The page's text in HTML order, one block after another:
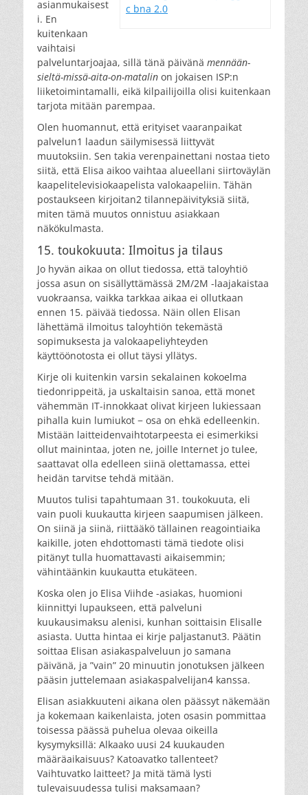
c bna 2.0
asianmukaisest
i. En
kuitenkaan
vaihtaisi
palveluntarjoajaa, sillä tänä päivänä mennään-
sieltä-missä-aita-on-matalin on jokaisen ISP:n
liiketoimintamalli, eikä kilpailijoilla olisi kuitenkaan
tarjota mitään parempaa.
Olen huomannut, että erityiset vaaranpaikat
palvelun1 laadun säilymisessä liittyvät
muutoksiin. Sen takia verenpainettani nostaa tieto
siitä, että Elisa aikoo vaihtaa alueellani siirtoväylän
kaapelitelevisiokaapelista valokaapeliin. Tähän
postaukseen kirjoitan2 tilannepäivityksiä siitä,
miten tämä muutos onnistuu asiakkaan
näkökulmasta.
15. toukokuuta: Ilmoitus ja tilaus
Jo hyvän aikaa on ollut tiedossa, että taloyhtiö
jossa asun on sisällyttämässä 2M/2M -laajakaistaa
vuokraansa, vaikka tarkkaa aikaa ei ollutkaan
ennen 15. päivää tiedossa. Näin ollen Elisan
lähettämä ilmoitus taloyhtiön tekemästä
sopimuksesta ja valokaapeliyhteyden
käyttöönotosta ei ollut täysi yllätys.
Kirje oli kuitenkin varsin sekalainen kokoelma
tiedonrippeitä, ja uskaltaisin sanoa, että monet
vähemmän IT-innokkaat olivat kirjeen lukiessaan
pihalla kuin lumiukot − osa on ehkä edelleenkin.
Mistään laitteidenvaihtotarpeesta ei esimerkiksi
ollut mainintaa, joten ne, joille Internet jo tulee,
saattavat olla edelleen siinä olettamassa, ettei
heidän tarvitse tehdä mitään.
Muutos tulisi tapahtumaan 31. toukokuuta, eli
vain puoli kuukautta kirjeen saapumisen jälkeen.
On siinä ja siinä, riittääkö tällainen reagointiaika
kaikille, joten ehdottomasti tämä tiedote olisi
pitänyt tulla huomattavasti aikaisemmin;
vähintäänkin kuukautta etukäteen.
Koska olen jo Elisa Viihde -asiakas, huomioni
kiinnittyi lupaukseen, että palveluni
kuukausimaksu alenisi, kunhan soittaisin Elisalle
asiasta. Uutta hintaa ei kirje paljastanut3. Päätin
soittaa Elisan asiakaspalveluun jo samana
päivänä, ja ”vain” 20 minuutin jonotuksen jälkeen
pääsin juttelemaan asiakaspalvelijan4 kanssa.
Elisan asiakkuuteni aikana olen päässyt näkemään
ja kokemaan kaikenlaista, joten osasin pommittaa
toisessa päässä puhelua olevaa oikeilla
kysymyksillä: Alkaako uusi 24 kuukauden
määräaikaisuus? Katoavatko tallenteet?
Vaihtuvatko laitteet? Ja mitä tämä lysti
tulevaisuudessa tulisi maksamaan?